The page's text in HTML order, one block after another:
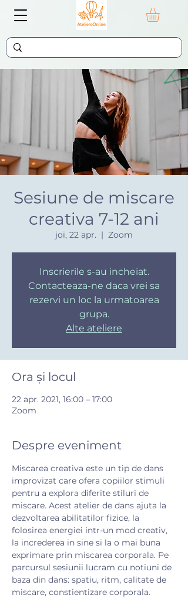
Sesiune de miscare
creativa 7-12 ani
joi, 22 apr.
  |
Zoom
Inscrierile s-au incheiat.
Contacteaza-ne daca vrei sa
rezervi un loc la urmatoarea
grupa.
Alte ateliere
Ora și locul
22 apr. 2021, 16:00 – 17:00
Zoom
Despre eveniment
Miscarea creativa este un tip de dans
improvizat care ofera copiilor stimuli
pentru a explora diferite stiluri de
miscare. Acest atelier de dans ajuta la
dezvoltarea abilitatilor fizice, la
folosirea energiei intr-un mod creativ,
la increderea in sine si la o mai buna
exprimare prin miscarea corporala. Pe
parcursul sesiunii lucram cu notiuni de
baza din dans: spatiu, ritm, calitate de
miscare, constientizare corporala.